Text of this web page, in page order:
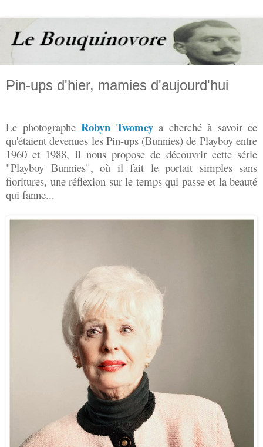
Pin-ups d'hier, mamies d'aujourd'hui
Le photographe Robyn Twomeya cherché à savoir ce
qu'étaient devenues les Pin-ups (Bunnies) de Playboy entre
1960 et 1988, il nous propose de découvrir cette série
"Playboy Bunnies", où il fait le portait simples sans
fioritures, une réflexion sur le temps qui passe et la beauté
qui fanne...